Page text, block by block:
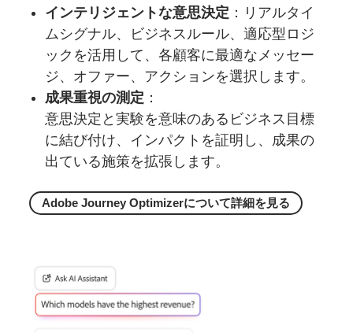
インテリジェントな意思決定 ：リアルタイ
ムシグナル、ビジネスルール、適応型ロジ
ックを活用して、各顧客に最適なメッセー
ジ、オファー、アクションを選択します。
成果重視の測定 ：
意思決定と実験を意味のあるビジネス目標
に結び付け、インパクトを証明し、成果の
出ている施策を拡張します。
Adobe Journey Optimizerについて詳細を見る